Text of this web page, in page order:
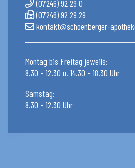
(07246) 92 29 0
(07246) 92 29 29
kontakt@schoenberger-
Montag bis Freitag jeweils:
8.30 - 12.30 u. 14.30 - 18.30 Uhr
Samstag:
8.30 - 12.30 Uhr